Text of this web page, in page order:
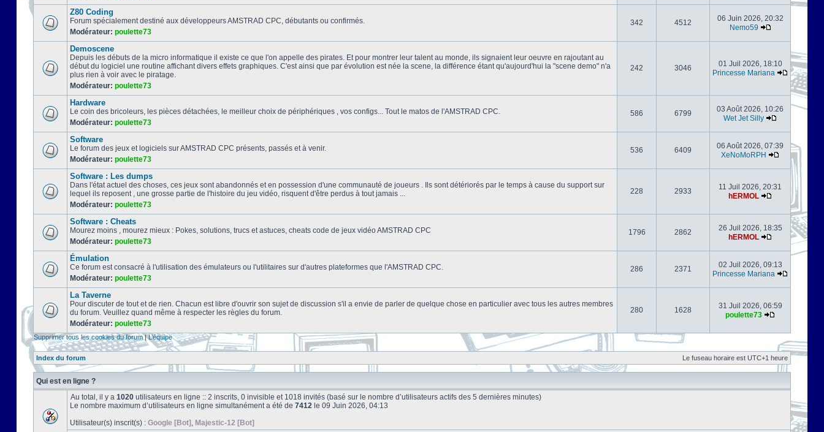
Z80 Coding
Forum spécialement destiné aux développeurs AMSTRAD CPC, débutants ou confirmés.
Modérateur: poulette73
342 4512
06 Juin 2026, 20:32
Nemo59
Demoscene
Depuis les débuts de la micro informatique il existe ce que l'on appelle des pirates. Et pour montrer leur talent au monde, ils signaient leur oeuvre en rajoutant au
début du logiciel une routine affichant divers effets graphiques. C'est ainsi que par évolution est née la scene, la différence étant qu'aujourd'hui la "scene demo" n'a
plus rien à voir avec le piratage.
Modérateur: poulette73
242 3046
01 Juil 2026, 18:10
Princesse Mariana
Hardware
Le coin des bricoleurs, les pièces détachées, le meilleur choix de périphériques , vos configs... Tout le matos de l'AMSTRAD CPC.
Modérateur: poulette73
586 6799
03 Août 2026, 10:26
Wet Jet Silly
Software
Le forum des jeux et logiciels sur AMSTRAD CPC présents, passés et à venir.
Modérateur: poulette73
536 6409
06 Août 2026, 07:39
XeNoMoRPH
Software : Les dumps
Dans l'état actuel des choses, ces jeux sont abandonnés et en possession d'une communauté de joueurs . Ils sont détériorés par le temps à cause du support sur
lequel ils reposent , une grosse partie de l'histoire du jeu vidéo, risquent d'être perdus à tout jamais ...
Modérateur: poulette73
228 2933
11 Juil 2026, 20:31
hERMOL
Software : Cheats
Mourez moins , mourez mieux : Pokes, solutions, trucs et astuces, cheats code de jeux vidéo AMSTRAD CPC
Modérateur: poulette73
1796 2862
26 Juil 2026, 18:35
hERMOL
Émulation
Ce forum est consacré à l'utilisation des émulateurs ou l'utilitaires sur d'autres plateformes que l'AMSTRAD CPC.
Modérateur: poulette73
286 2371
02 Juil 2026, 09:13
Princesse Mariana
La Taverne
Pour discuter de tout et de rien. Chacun est libre d'ouvrir son sujet de discussion s'il a envie de parler de quelque chose en particulier avec tous les autres membres
du forum. Veuillez quand même à respecter les règles du forum.
Modérateur: poulette73
280 1628
31 Juil 2026, 06:59
poulette73
Supprimer tous les cookies du forum|L’équipe
Index du forum Le fuseau horaire est UTC+1 heure
Qui est en ligne ?
Au total, il y a 1020 utilisateurs en ligne :: 2 inscrits, 0 invisible et 1018 invités (basé sur le nombre d’utilisateurs actifs des 5 dernières minutes)
Le nombre maximum d’utilisateurs en ligne simultanément a été de 7412 le 09 Juin 2026, 04:13
Utilisateur(s) inscrit(s) : Google [Bot] , Majestic-12 [Bot]